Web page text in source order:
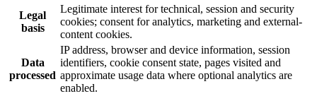
Legal
basis
Legitimate interest for technical, session and security
cookies; consent for analytics, marketing and external-
content cookies.
Data
processed
IP address, browser and device information, session
identifiers, cookie consent state, pages visited and
approximate usage data where optional analytics are
enabled.